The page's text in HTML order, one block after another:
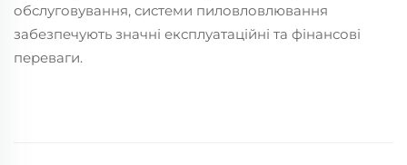
обслуговування, системи пиловловлювання
забезпечують значні експлуатаційні та фінансові
переваги.